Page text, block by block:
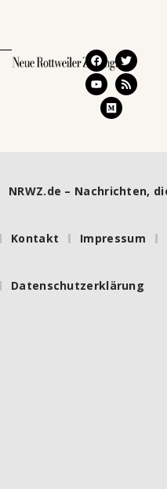
NRWZ.de – Nachrichten,
Kontakt Impressum
Datenschutzerklärung